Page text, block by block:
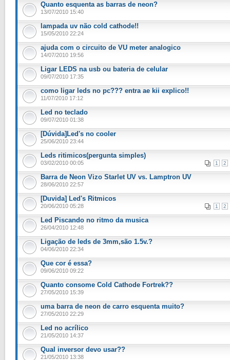
Quanto esquenta as barras de neon?
13/07/2010 15:40
lampada uv não cold cathode!!
15/05/2010 22:24
ajuda com o circuito de VU meter analogico
14/07/2010 19:56
Ligar LEDS na usb ou bateria de celular
09/07/2010 17:35
como ligar leds no pc??? entra ae kii explico!!
11/07/2010 17:12
Led no teclado
09/07/2010 01:38
[Dúvida]Led's no cooler
25/06/2010 23:44
Leds ritimicos(pergunta simples)
1 2
03/02/2010 00:05
Barra de Neon Vizo Starlet UV vs. Lamptron UV
28/06/2010 22:57
[Duvida] Led's Ritmicos
1 2
20/06/2010 05:28
Led Piscando no ritmo da musica
26/04/2010 12:48
Ligação de leds de 3mm,são 1.5v.?
04/06/2010 22:34
Que cor é essa?
09/06/2010 09:22
Quanto consome Cold Cathode Fortrek??
27/05/2010 15:39
uma barra de neon de carro esquenta muito?
27/05/2010 22:29
Led no acrílico
21/05/2010 14:37
Qual inversor devo usar??
21/05/2010 13:38